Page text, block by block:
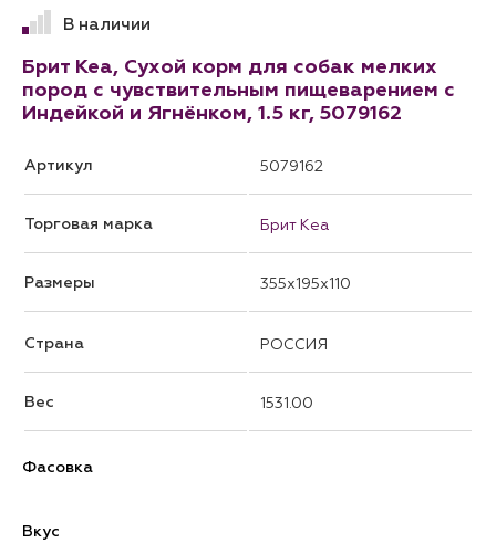
В наличии
Брит Кеа, Сухой корм для собак мелких
пород с чувствительным пищеварением с
Индейкой и Ягнёнком, 1.5 кг, 5079162
Артикул 5079162
Торговая марка Брит Кеа
Размеры 355x195x110
Страна РОССИЯ
Вес 1531.00
Фасовка
Вкус